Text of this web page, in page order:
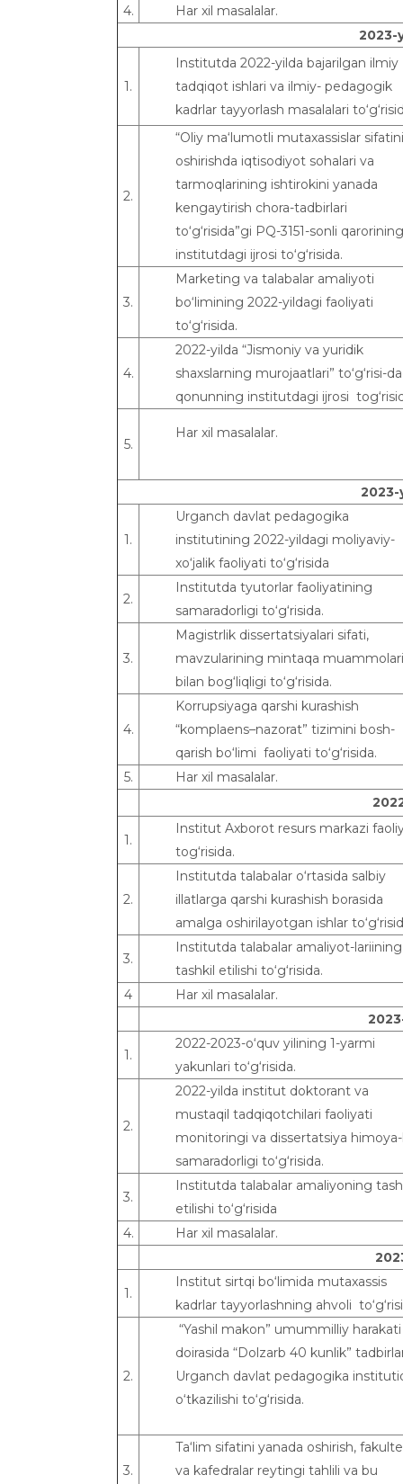
4.
Har xil masalalar.
2023-
1.
Institutda 2022-yilda bajarilgan ilmiy
tadqiqot ishlari va ilmiy- pedagogik
kadrlar tayyorlash masalalari
2.
“Oliy ma‘lumotli mutaxassislar sifatini
oshirishda iqtisodiyot sohalari va
tarmoqlarining ishtirokini yanada
kengaytirish chora-tadbirlari
to‘g‘risida”gi PQ-3151-sonli qarorining
institutdagi ijrosi to‘g‘risida.
3.
Marketing va talabalar amaliyoti
bo‘limining 2022-yildagi faoliyati
to‘g‘risida.
4.
2022-yilda “Jismoniy va yuridik
shaxslarning murojaatlari” to‘g‘risi-
qonunning institutdagi ijrosi
5.
Har xil masalalar.
2023-
1.
Urganch davlat pedagogika
institutining 2022-yildagi moliyaviy-
xo‘jalik faoliyati to‘g‘risida
2.
Institutda tyutorlar faoliyatining
samaradorligi to‘g‘risida.
3.
Magistrlik dissertatsiyalari sifati,
mavzularining mintaqa muammolari
bilan bog‘liqligi to‘g‘risida.
4.
Korrupsiyaga qarshi kurashish
“komplaens–nazorat” tizimini bosh-
qarish bo‘limi faoliyati to‘g‘risida.
5.
Har xil masalalar.
202
1.
Institut Axborot resurs markazi
tog‘risida.
2.
Institutda talabalar o‘rtasida salbiy
illatlarga qarshi kurashish borasida
amalga oshirilayotgan ishlar
3.
Institutda talabalar amaliyot-lariining
tashkil etilishi to‘g‘risida.
4
Har xil masalalar.
2023
1.
2022-2023-o‘quv yilining 1-yarmi
yakunlari to‘g‘risida.
2.
2022-yilda institut doktorant va
mustaqil tadqiqotchilari faoliyati
monitoringi va dissertatsiya
samaradorligi to‘g‘risida.
3.
Institutda talabalar amaliyoning
etilishi to‘g‘risida
4.
Har xil masalalar.
202
1.
Institut sirtqi bo‘limida mutaxassis
kadrlar tayyorlashning ahvoli
2.
“Yashil makon” umummilliy harakati
doirasida “Dolzarb 40 kunlik”
Urganch davlat pedagogika
o‘tkazilishi to‘g‘risida.
3.
Ta‘lim sifatini yanada oshirish,
va kafedralar reytingi tahlili va bu